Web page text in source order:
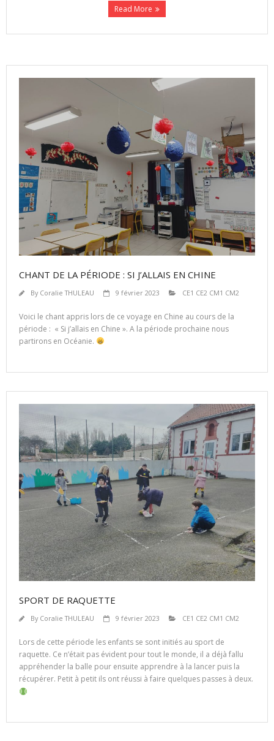
Read More
CHANT DE LA PÉRIODE : SI J’ALLAIS EN CHINE
By Coralie THULEAU 9 février 2023 CE1 CE2 CM1 CM2
Voici le chant appris lors de ce voyage en Chine au cours de la
période : « Si j’allais en Chine ». A la période prochaine nous
partirons en Océanie.
SPORT DE RAQUETTE
By Coralie THULEAU 9 février 2023 CE1 CE2 CM1 CM2
Lors de cette période les enfants se sont initiés au sport de
raquette. Ce n’était pas évident pour tout le monde, il a déjà fallu
appréhender la balle pour ensuite apprendre à la lancer puis la
récupérer. Petit à petit ils ont réussi à faire quelques passes à deux.